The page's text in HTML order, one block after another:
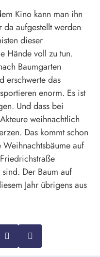
Kino kann man ihn
da aufgestellt werden
dieser
Hände voll zu tun.
Baumgarten
erschwerte das
enorm. Es ist
Und dass bei
weihnachtlich
Das kommt schon
auf
Der Baum auf
Jahr übrigens aus